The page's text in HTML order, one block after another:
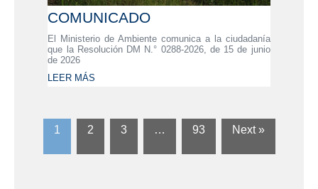
COMUNICADO
El Ministerio de Ambiente comunica a la ciudadanía
que la Resolución DM N.° 0288-2026, de 15 de junio
de 2026
LEER MÁS
1 2 3 … 93 Next »